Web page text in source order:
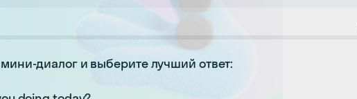
диалог и выберите лучший ответ: